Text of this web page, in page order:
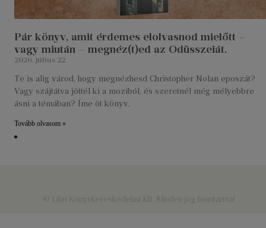
Pár könyv, amit érdemes elolvasnod mielőtt –
vagy miután – megnéz(t)ed az Odüsszeiát.
2026. július 22.
Te is alig várod, hogy megnézhesd Christopher Nolan eposzát?
Vagy szájtátva jöttél ki a moziból, és szeretnél még mélyebbre
ásni a témában? Íme öt könyv,
Tovább olvasom »